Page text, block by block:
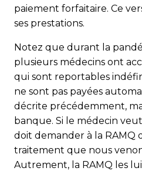
paiement forfaitaire. Ce
ses prestations.
Notez que durant la
plusieurs méde­cins ont
qui sont reportables
ne sont pas payées
décrite précédemment,
banque. Si le médecin veut
doit demander à la RAMQ
traitement que nous
Autrement, la RAMQ les